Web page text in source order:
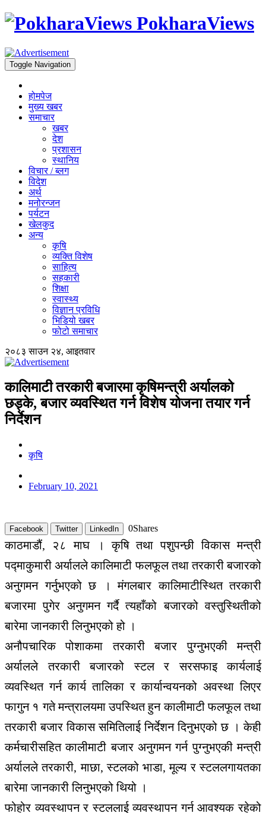
PokharaViews
Toggle Navigation
होमपेज
मुख्य खबर
समाचार
खबर
देश
प्रशासन
स्थानिय
विचार / ब्लग
विदेश
अर्थ
मनोरन्जन
पर्यटन
खेलकुद
अन्य
कृषि
व्यक्ति विशेष
साहित्य
सहकारी
शिक्षा
स्वास्थ्य
विज्ञान प्रविधि
भिडियो खबर
फोटो समाचार
२०८३ साउन २४, आइतवार
कालिमाटी तरकारी बजारमा कृषिमन्त्री अर्यालको
छड्के, बजार व्यवस्थित गर्न विशेष योजना तयार गर्न
निर्देशन
कृषि
February 10, 2021
Facebook Twitter LinkedIn 0Shares
काठमाडौं, २८ माघ । कृषि तथा पशुपन्छी विकास मन्त्री
पद्माकुमारी अर्यालले कालिमाटी फलफूल तथा तरकारी बजारको
अनुगमन गर्नुभएको छ । मंगलबार कालिमाटीस्थित तरकारी
बजारमा पुगेर अनुगमन गर्दै त्यहाँको बजारको वस्तुस्थितीको
बारेमा जानकारी लिनुभएको हो ।
अनौपचारिक पोशाकमा तरकारी बजार पुग्नुभएकी मन्त्री
अर्यालले तरकारी बजारको स्टल र सरसफाइ कार्यलाई
व्यवस्थित गर्न कार्य तालिका र कार्यान्वयनको अवस्था लिएर
फागुन १ गते मन्त्रालयमा उपस्थित हुन कालीमाटी फलफूल तथा
तरकारी बजार विकास समितिलाई निर्देशन दिनुभएको छ । केही
कर्मचारीसहित कालीमाटी बजार अनुगमन गर्न पुग्नुभएकी मन्त्री
अर्यालले तरकारी, माछा, स्टलको भाडा, मूल्य र स्टललगायतका
बारेमा जानकारी लिनुभएको थियो ।
फोहोर व्यवस्थापन र स्टललाई व्यवस्थापन गर्न आवश्यक रहेको